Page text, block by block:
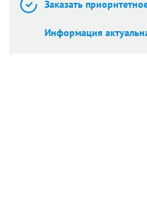
Заказать
Информация